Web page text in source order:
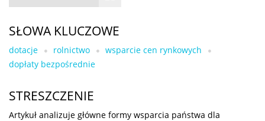
SŁOWA KLUCZOWE
dotacje rolnictwo
wsparcie cen rynkowych
dopłaty bezpośrednie
STRESZCZENIE
Artykuł analizuje główne formy wsparcia państwa dla